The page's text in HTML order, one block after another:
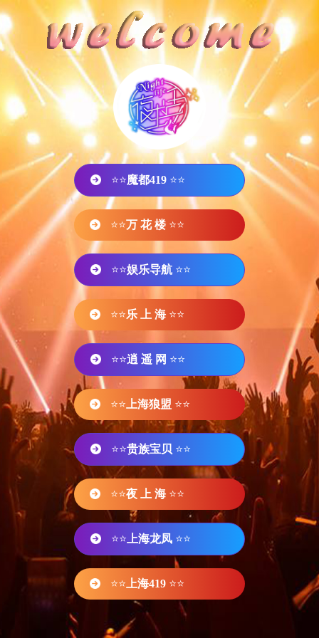
⭐⭐魔都419 ⭐⭐
⭐⭐万 花 楼 ⭐⭐
⭐⭐娱乐导航 ⭐⭐
⭐⭐乐 上 海 ⭐⭐
⭐⭐逍 遥 网 ⭐⭐
⭐⭐ 上海狼盟 ⭐⭐
⭐⭐贵族宝贝 ⭐⭐
⭐⭐夜 上 海 ⭐⭐
⭐⭐ 上海龙凤 ⭐⭐
⭐⭐ 上海419 ⭐⭐